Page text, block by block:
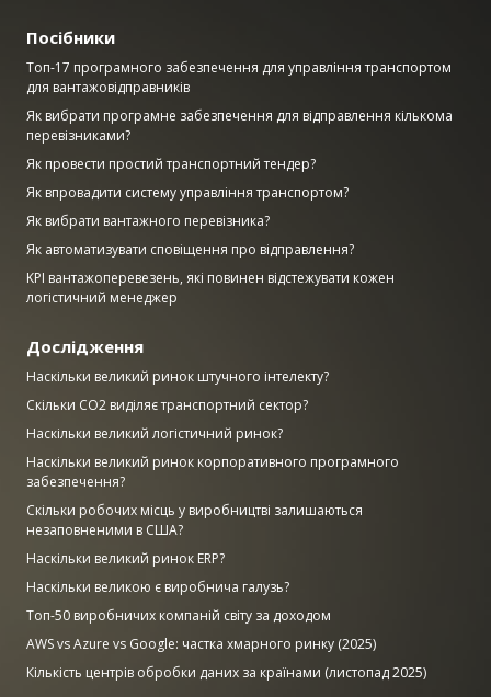
Посібники
Топ-17 програмного забезпечення для управління транспортом
для вантажовідправників
Як вибрати програмне забезпечення для відправлення кількома
перевізниками?
Як провести простий транспортний тендер?
Як впровадити систему управління транспортом?
Як вибрати вантажного перевізника?
Як автоматизувати сповіщення про відправлення?
KPI вантажоперевезень, які повинен відстежувати кожен
логістичний менеджер
Дослідження
Наскільки великий ринок штучного інтелекту?
Скільки CO2 виділяє транспортний сектор?
Наскільки великий логістичний ринок?
Наскільки великий ринок корпоративного програмного
забезпечення?
Скільки робочих місць у виробництві залишаються
незаповненими в США?
Наскільки великий ринок ERP?
Наскільки великою є виробнича галузь?
Топ-50 виробничих компаній світу за доходом
AWS vs Azure vs Google: частка хмарного ринку (2025)
Кількість центрів обробки даних за країнами (листопад 2025)